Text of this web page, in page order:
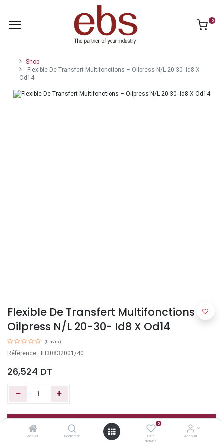
Accueil Recherche
0
Liste
d'envies
Account
0
Shop
Flexible De Transfert Multifonctions – Oilpress N/L 20-30- Id8 X
Od14
Flexible De Transfert Multifonctions –
Oilpress N/L 20-30- Id8 X Od14
(0 avis)
Référence : IH30832001/40
26,524 DT
Ajouter au panier